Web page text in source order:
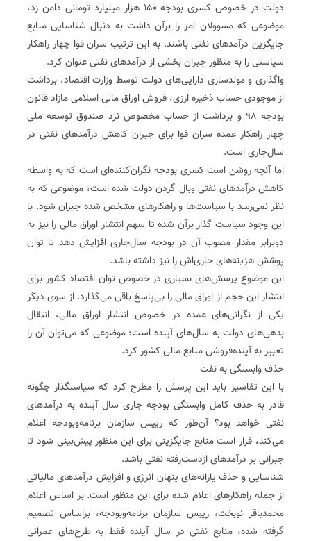
دولت در خصوص کسری بودجه ۱۵۰ هزار میلیارد تومانی دامن زد،
موضوعی که مسوولان امر را برآن داشت به دنبال شناسایی منابع
جایگزین درآمدهای نفتی باشند. به این ترتیب سران قوا چهار راهکار
سیاستی را به منظور جبران بخشی از درآمدهای نفتی عنوان کرد.
واگذاری و مولدسازی دارایی‌های دولت توسط وزارت اقتصاد، برداشت
از موجودی حساب ذخیره ارزی، فروش اوراق مالی اسلامی مازاد قانون
بودجه ۹۸ و برداشت از حساب مخصوص نزد صندوق توسعه ملی
چهار راهکار عمده سران قوا برای جبران کاهش درآمدهای نفتی در
سال‌جاری است.
اما آنچه روشن است کسری بودجه نگران‌کننده‌ای است که به واسطه
کاهش درآمدهای نفتی وبال گردن دولت شده است، موضوعی که به
نظر نمی‌رسد با سیاست‌ها و راهکارهای مشخص شده جبران شود. با
این وجود سیاست گذار برآن شده تا سهم انتشار اوراق مالی را نیز به
دوبرابر مقدار مصوب آن در بودجه سال‌جاری افزایش دهد تا توان
پوشش هزینه‌های جاری‌اش را نیز داشته باشد.
این موضوع پرسش‌های بسیاری در خصوص توان اقتصاد کشور برای
انتشار این حجم از اوراق مالی را بی‌پاسخ باقی می‌گذارد. از سوی دیگر
یکی از نگرانی‌های عمده در خصوص انتشار اوراق مالی، انتقال
بدهی‌های دولت به سال‌های آینده است؛ موضوعی که می‌توان آن را
تعبیر به آینده‌فروشی منابع مالی کشور کرد.
حذف وابستگی به نفت
با این تفاسیر باید این پرسش را مطرح کرد که سیاستگذار چگونه
قادر به حذف کامل وابستگی بودجه جاری سال آینده به درآمدهای
نفتی خواهد بود؟ آن‌طور که رییس سازمان برنامه‌و‌بودجه اعلام
می‌کند، قرار است منابع جایگزینی برای این منظور پیش‌بینی شود تا
جبرانی بر درآمدهای از‌دست‌رفته نفتی باشد.
شناسایی و حذف یارانه‌های پنهان انرژی و افزایش درآمدهای مالیاتی
از جمله راهکارهای اعلام شده برای این منظور است. بر اساس اعلام
محمدباقر نوبخت، رییس سازمان برنامه‌و‌بودجه، براساس تصمیم‌‌
گرفته شده، منابع نفتی در سال آینده فقط به طرح‌های عمرانی